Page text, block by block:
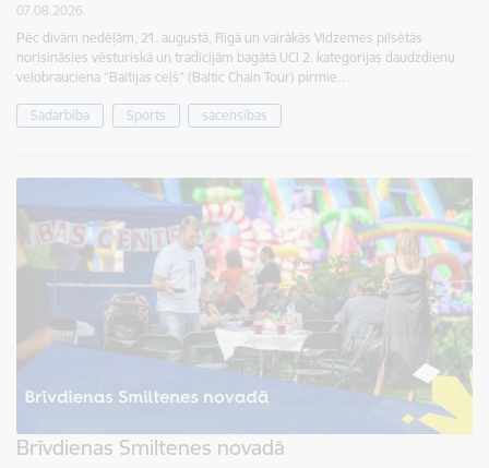
07.08.2026.
Pēc divām nedēļām, 21. augustā, Rīgā un vairākās Vidzemes pilsētās
norisināsies vēsturiskā un tradīcijām bagātā UCI 2. kategorijas daudzdienu
velobrauciena “Baltijas ceļš” (Baltic Chain Tour) pirmie…
Sadarbība Sports sacensības
Brīvdienas Smiltenes novadā